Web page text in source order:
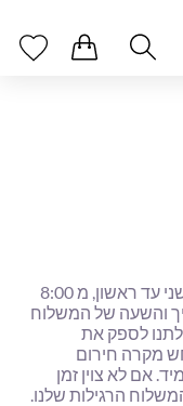
אנו מספקים את זרי הפרחים שלנו מיום שני עד ראשון, מ 8:00
והשעה של המשלוח
לספק את
מקרה חירום
אם לא צוין זמן
הרגילות שלנו.